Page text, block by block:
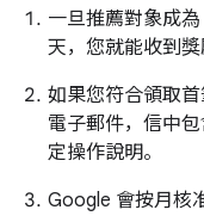
一旦推薦對象成
天，您就能收到獎
如果您符合領取
電子郵件，信中
定操作說明。
Google 會按月核